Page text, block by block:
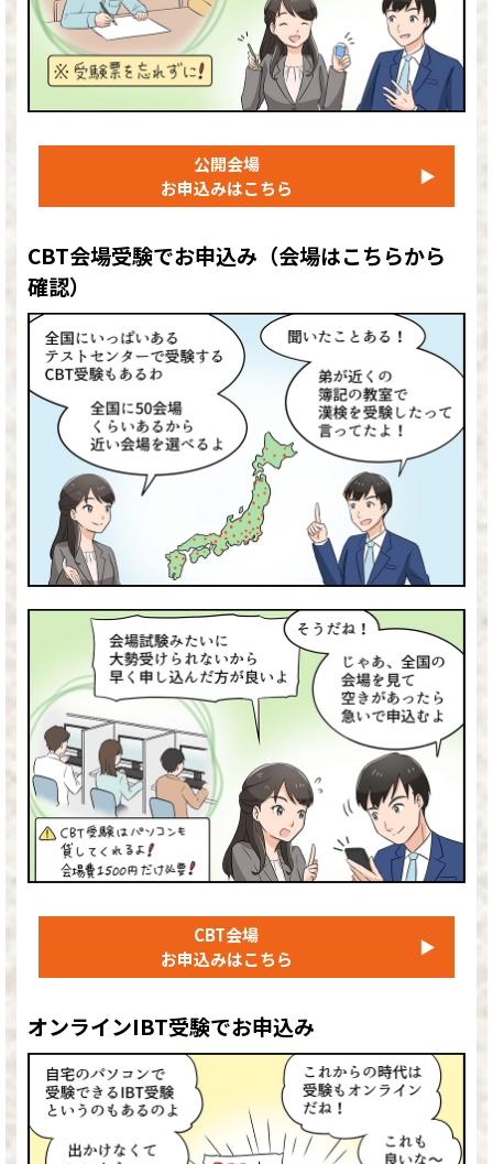
公開会場
お申込みはこちら
▶
CBT会場受験でお申込み （会場はこちらから
確認）
CBT会場
お申込みはこちら
▶
オンラインIBT受験でお申込み